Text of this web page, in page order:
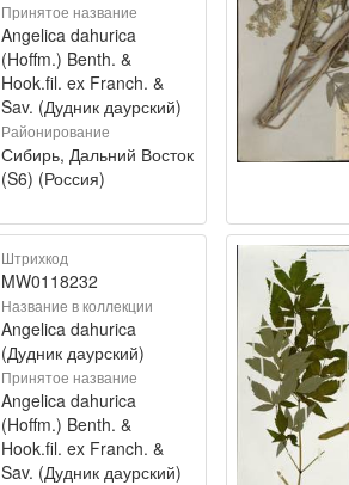
Принятое название
Angelica dahurica
(Hoffm.) Benth. &
Hook.fil. ex Franch. &
Sav. (Дудник даурский)
Районирование
Сибирь, Дальний Восток
(S6) (Россия)
Штрихкод
MW0118232
Название в коллекции
Angelica dahurica
(Дудник даурский)
Принятое название
Angelica dahurica
(Hoffm.) Benth. &
Hook.fil. ex Franch. &
Sav. (Дудник даурский)